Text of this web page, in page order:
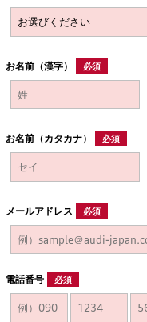
お名前（漢字） 必須
お名前（カタカナ） 必須
メールアドレス 必須
電話番号 必須